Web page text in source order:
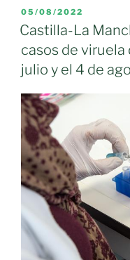
un
de
el
16
y
22
PUBLICADO
EL
05/08/2022
Castilla-La
casos de
julio y el 4 de